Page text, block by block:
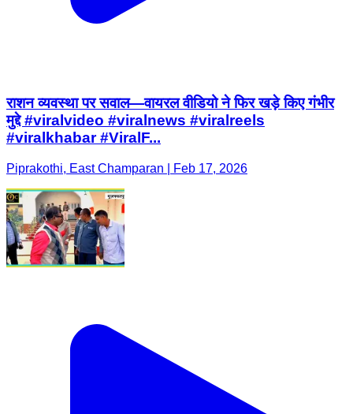
राशन व्यवस्था पर सवाल—वायरल वीडियो ने फिर खड़े किए गंभीर
मुद्दे #viralvideo #viralnews #viralreels
#viralkhabar #ViralF...
Piprakothi, East Champaran | Feb 17, 2026